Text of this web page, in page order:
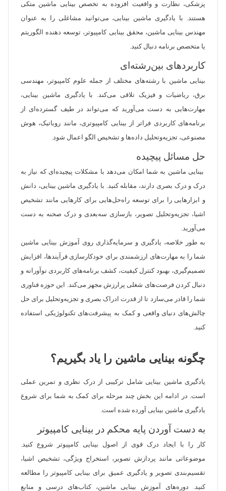
پزشکی، نظارت و واقعیت افزوده به تخصص بینایی ماشین متکی
هستند. با یادگیری ماشین بینایی، می‌توانید مشاغلی را به عنوان
مهندس بینایی ماشین، محقق بینایی کامپیوتر، توسعه دهنده الگوریتم
یا متخصص برنامه دنبال کنید.
کاربردهای بین‌رشته‌ای
بینایی ماشین با رشته‌های مختلف از جمله علوم کامپیوتر، مهندسی
برق، ریاضیات و فیزیک تلاقی می‌کند. با یادگیری ماشین بینایی،
مهارت‌هایی به دست می‌آورید که می‌تواند در طیف گسترده‌ای از
برنامه‌های کاربردی فراتر از بینایی کامپیوتری، مانند روباتیک، هوش
مصنوعی، تجزیه‌وتحلیل داده‌ها و تشخیص الگو اعمال شود.
حل مسائل پیچیده
بینایی ماشین به شما امکان می‌دهد با مشکلات پیچیده‌ای که نیاز به
درک و درک بصری دارند، مقابله کنید. با یادگیری ماشین بینایی، دانش
و ابزارهایی را برای توسعه راه‌حل‌هایی برای کارهایی مانند تشخیص
اشیا، تجزیه‌وتحلیل تصویر، بازسازی سه‌بعدی و درک صحنه به دست
می‌آورید.
به طور خلاصه، یادگیری و سرمایه‌گذاری روی آموزش بینایی ماشین
شما را به مهارت‌های ارزشمندی برای خودکارسازی فرآیندها، افزایش
تصمیم‌گیری، بهبود کنترل کیفیت، کشف برنامه‌های کاربردی نوآورانه و
دنبال کردن فرصت‌های شغلی پرارزش مجهز می‌کند. این حوزه فناوری
شما را قادر می‌سازد تا از قدرت ادراک بصری و تجزیه‌وتحلیل برای حل
چالش‌های دنیای واقعی و کمک به پیشرفت‌های تکنولوژیکی استفاده
کنید.
چگونه بینایی ماشین را یاد بگیریم؟
یادگیری ماشین بینایی شامل ترکیبی از درک نظری و تمرین عملی
است. در ادامه این بخش چند مرحله برای کمک به شما برای شروع
یادگیری ماشین بینایی آورده شده است.
به دست آوردن پایه محکم در بینایی کامپیوتر
کار را با ایجاد درک قوی از اصول بینایی کامپیوتر شروع کنید.
موضوعاتی مانند پردازش تصویر، استخراج ویژگی، تشخیص اشیا،
تقسیم‌بندی تصویر و یادگیری عمیق برای بینایی کامپیوتر را مطالعه
کنید. دوره‌های آموزش بینایی ماشین، کتاب‌های درسی و منابع